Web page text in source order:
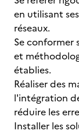
en utilisant
réseaux.
Se conformer
et
établies.
Réaliser des
l'intégration
réduire les
Installer les